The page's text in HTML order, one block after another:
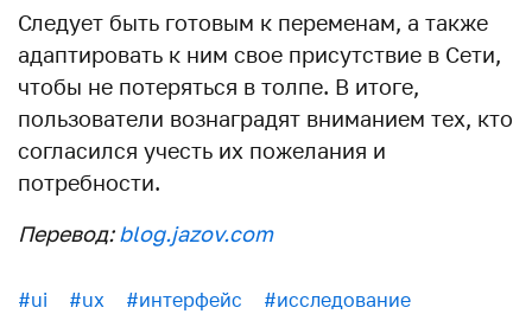
Следует быть готовым к переменам, а также
адаптировать к ним свое присутствие в Сети,
чтобы не потеряться в толпе. В итоге,
пользователи вознаградят вниманием тех, кто
согласился учесть их пожелания и
потребности.
Перевод:blog.jazov.com
#ui #ux #интерфейс
#исследование